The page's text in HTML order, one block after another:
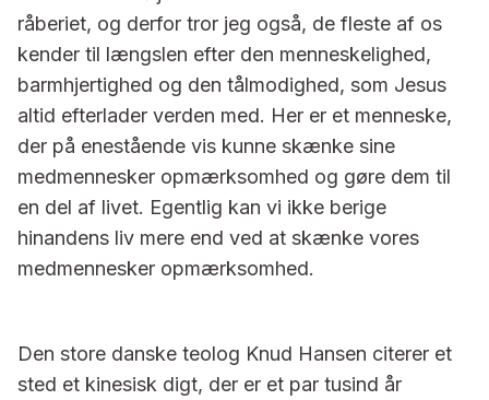
råberiet, og derfor tror jeg også, de fleste af os
kender til længslen efter den menneskelighed,
barmhjertighed og den tålmodighed, som Jesus
altid efterlader verden med. Her er et menneske,
der på enestående vis kunne skænke sine
medmennesker opmærksomhed og gøre dem til
en del af livet. Egentlig kan vi ikke berige
hinandens liv mere end ved at skænke vores
medmennesker opmærksomhed.
Den store danske teolog Knud Hansen citerer et
sted et kinesisk digt, der er et par tusind år